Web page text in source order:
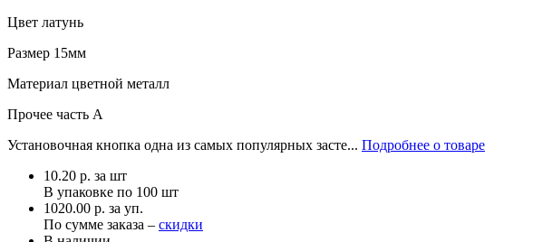
Цвет латунь
Размер 15мм
Материал цветной металл
Прочее часть A
Установочная кнопка одна из самых популярных засте... Подробнее о товаре
10.20 р. за шт
В упаковке по 100 шт
1020.00 р. за уп.
По сумме заказа – скидки